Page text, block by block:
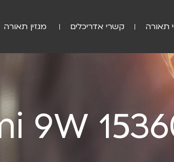
תאורה קשרי אדריכלים מגזין תאורה
9W